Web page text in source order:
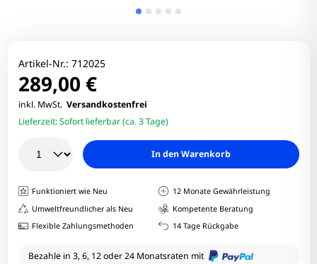
Artikel-Nr.: 712025
289,00 €
inkl. MwSt. Versandkostenfrei
Lieferzeit:Sofort lieferbar (ca. 3 Tage)
In den Warenkorb
Funktioniert wie Neu
12 Monate Gewährleistung
Umweltfreundlicher als Neu
Kompetente Beratung
Flexible Zahlungsmethoden
14 Tage Rückgabe
Bezahle in 3, 6, 12 oder 24 Monatsraten mit